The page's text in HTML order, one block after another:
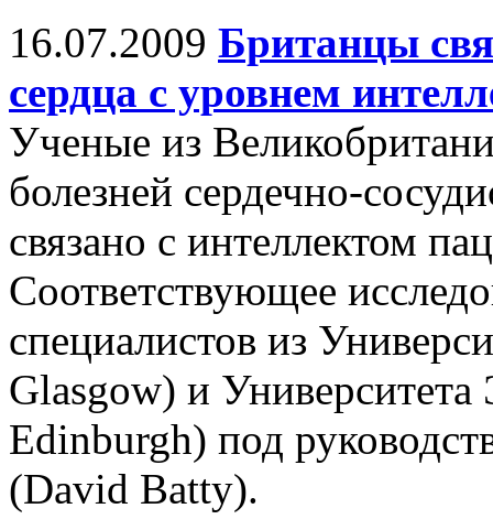
16.07.2009 Британцы
сердца с уровнем
Ученые из
болезней сердечно-
связано с интеллектом
Соответствующее
специалистов из
Glasgow) и
Edinburgh) под
(David Batty).